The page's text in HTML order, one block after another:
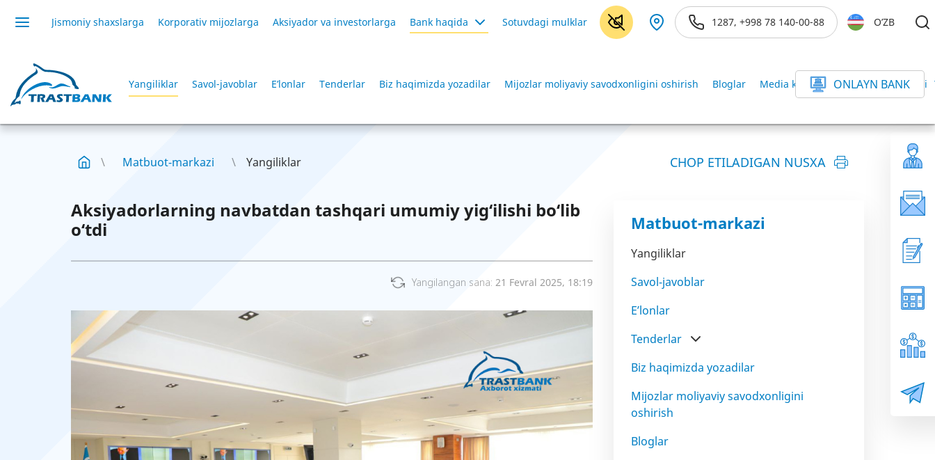
Jismoniy shaxslarga Korporativ mijozlarga Aksiyador va investorlarga Bank haqida Sotuvdagi mulklar 1287, +998 78 140-00-88 O’ZB
Yangiliklar Savol-javoblar E’lonlar Tenderlar Biz haqimizda yozadilar Mijozlar moliyaviy savodxonligini oshirish Bloglar Media kutubxona Axborot xizmati
ONLAYN BANK
Matbuot-markazi Yangiliklar CHOP ETILADIGAN NUSXA
Aksiyadorlarning navbatdan tashqari umumiy yig‘ilishi bo‘lib
o‘tdi
Yangilangan sana: 21 Fevral 2025, 18:19
Matbuot-markazi
Yangiliklar
Savol-javoblar
E’lonlar
Tenderlar
Biz haqimizda yozadilar
Mijozlar moliyaviy savodxonligini
oshirish
Bloglar